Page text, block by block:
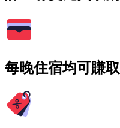
每晚住宿均可賺